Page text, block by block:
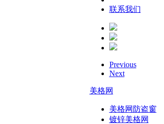
联系我们
Previous
Next
美格网
美格网防盗窗
镀锌美格网